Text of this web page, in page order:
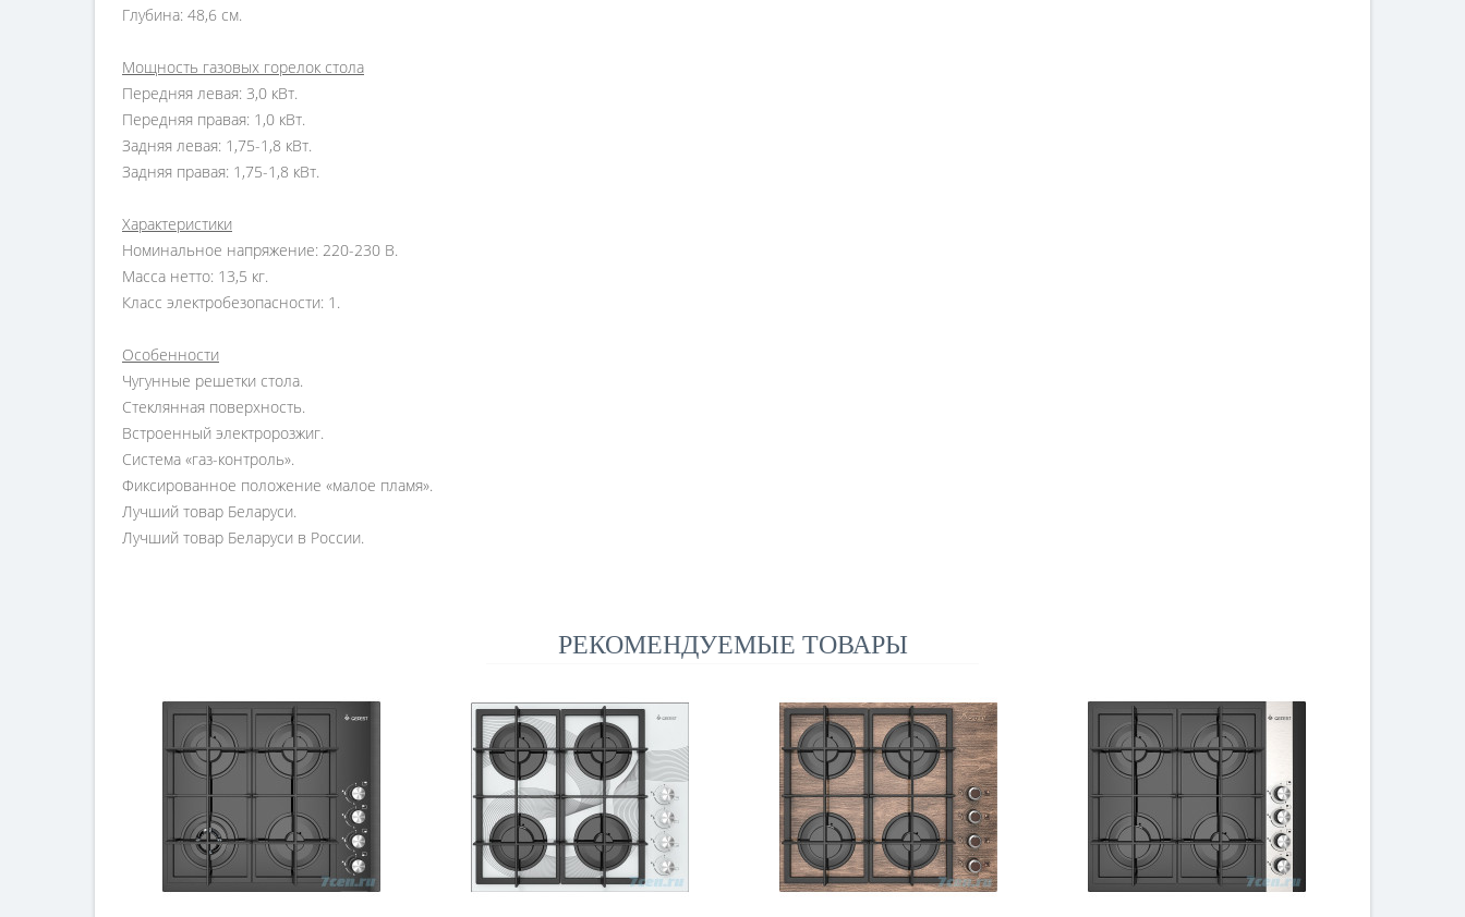
Глубина: 48,6 см.
Мощность газовых горелок стола
Передняя левая: 3,0 кВт.
Передняя правая: 1,0 кВт.
Задняя левая: 1,75-1,8 кВт.
Задняя правая: 1,75-1,8 кВт.
Характеристики
Номинальное напряжение: 220-230 В.
Масса нетто: 13,5 кг.
Класс электробезопасности: 1.
Особенности
Чугунные решетки стола.
Стеклянная поверхность.
Встроенный электророзжиг.
Система «газ-контроль».
Фиксированное положение «малое пламя».
Лучший товар Беларуси.
Лучший товар Беларуси в России.
РЕКОМЕНДУЕМЫЕ ТОВАРЫ